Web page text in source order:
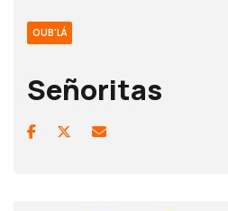
OUB'LÁ
Señoritas